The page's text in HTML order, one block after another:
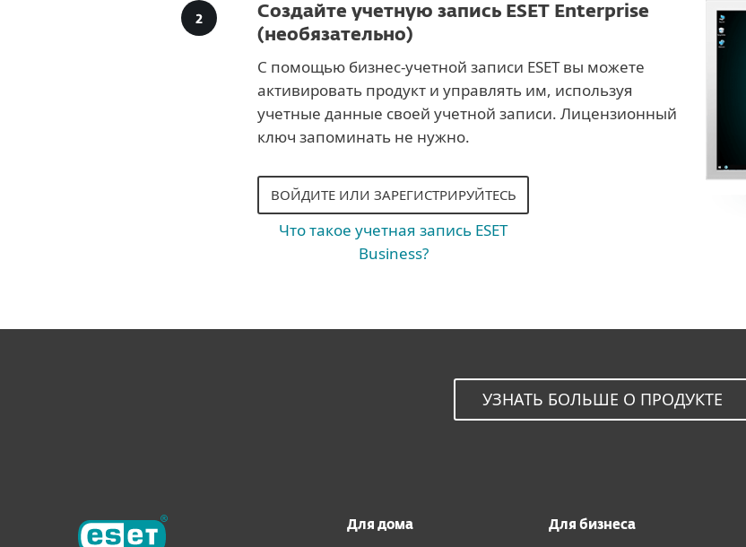
Создайте учетную запись ESET Enterprise
(необязательно)
С помощью бизнес-учетной записи ESET вы можете
активировать продукт и управлять им, используя
учетные данные своей учетной записи. Лицензионный
ключ запоминать не нужно.
ВОЙДИТЕ ИЛИ ЗАРЕГИСТРИРУЙТЕСЬ
Что такое учетная запись ESET
Business?
УЗНАТЬ БОЛЬШЕ О ПРОДУКТЕ
Для дома Для бизнеса